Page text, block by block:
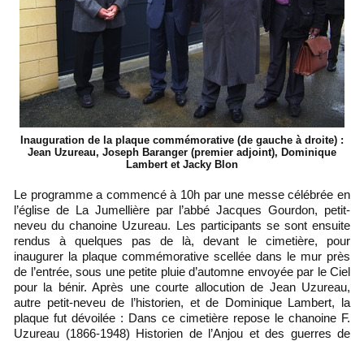
Inauguration de la plaque commémorative (de gauche à droite) :
Jean Uzureau, Joseph Baranger (premier adjoint), Dominique
Lambert et Jacky Blon
Le programme a commencé à 10h par une messe célébrée en
l’église de La Jumellière par l’abbé Jacques Gourdon, petit-
neveu du chanoine Uzureau. Les participants se sont ensuite
rendus à quelques pas de là, devant le cimetière, pour
inaugurer la plaque commémorative scellée dans le mur près
de l’entrée, sous une petite pluie d’automne envoyée par le Ciel
pour la bénir. Après une courte allocution de Jean Uzureau,
autre petit-neveu de l’historien, et de Dominique Lambert, la
plaque fut dévoilée : Dans ce cimetière repose le chanoine F.
Uzureau (1866-1948) Historien de l’Anjou et des guerres de